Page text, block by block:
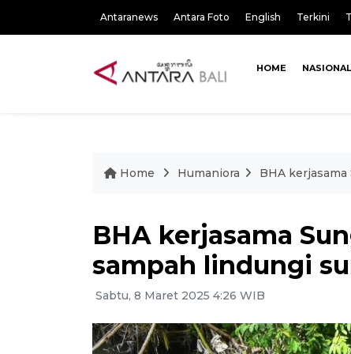
Antaranews Antara Foto English Terkini
HOME NASIONAL
Home Humaniora BHA
BHA kerjasama
sampah lindungi
Sabtu, 8 Maret 2025 4:26 WIB